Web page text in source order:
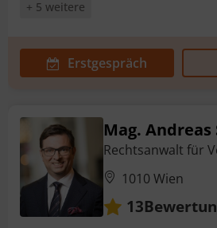
+ 5 weitere
Erstgespräch
Mag. Andreas
Rechtsanwalt für
1010 Wien
13